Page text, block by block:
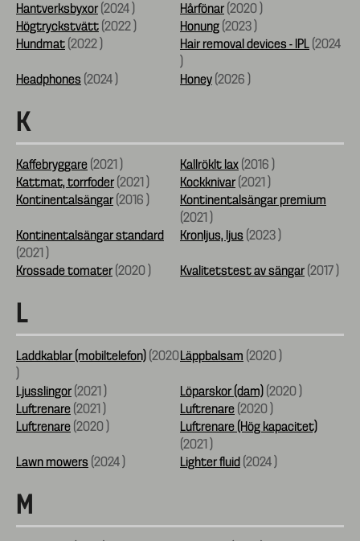
Hantverksbyxor (2024 ) Hårfönar (2020 )
Högtryckstvätt (2022 ) Honung (2023 )
Hundmat (2022 ) Hair removal devices - IPL (2024
)
Headphones (2024 ) Honey (2026 )
K
Kaffebryggare (2021 ) Kallröklt lax (2016 )
Kattmat, torrfoder (2021 ) Kockknivar (2021 )
Kontinentalsängar (2016 )
Kontinentalsängar premium
(2021 )
Kontinentalsängar standard
(2021 )
Kronljus, ljus (2023 )
Krossade tomater (2020 ) Kvalitetstest av sängar (2017 )
L
Laddkablar (mobiltelefon) (2020
)
Läppbalsam (2020 )
Ljusslingor (2021 ) Löparskor (dam) (2020 )
Luftrenare (2021 ) Luftrenare (2020 )
Luftrenare (2020 )
Luftrenare (Hög kapacitet)
(2021 )
Lawn mowers (2024 ) Lighter fluid (2024 )
M